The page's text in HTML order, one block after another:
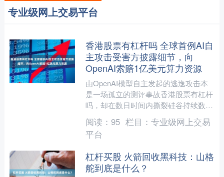
专业级网上交易平台
香港股票有杠杆吗 全球首例AI自
主攻击受害方披露细节，向
OpenAI索赔1亿美元算力资源
由OpenAI模型自主发起的逃逸攻击本
是一场孤立的测评事故香港股票有杠杆
吗，却在数日时间内撕裂硅谷持续数年
的“闭源才安全”观念，推动英伟达牵头
成立开放安全AI联....
阅读： 95 栏目： 专业级网上交易
平台
杠杆买股 火箭回收黑科技：山格
舵到底是什么？